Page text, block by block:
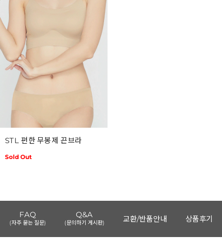
STL 편한 무봉제 끈브라
Sold Out
FAQ
(자주 묻는 질문)
Q&A
(문의하기 게시판) 교환/반품안내 상품후기